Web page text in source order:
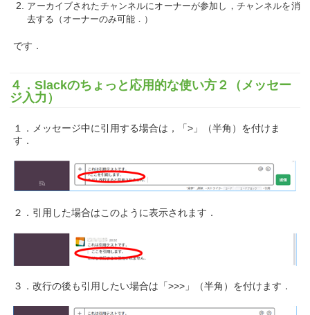
アーカイブされたチャンネルにオーナーが参加し，チャンネルを消
去する（オーナーのみ可能．）
です．
４．Slackのちょっと応用的な使い方２（メッセー
ジ入力）
１．メッセージ中に引用する場合は，「>」（半角）を付けま
す．
２．引用した場合はこのように表示されます．
３．改行の後も引用したい場合は「>>>」（半角）を付けます．